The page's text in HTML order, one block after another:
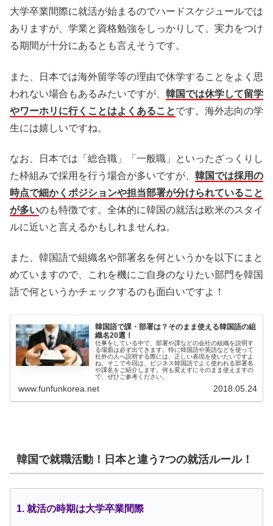
大学卒業間際に就活が始まるのでハードスケジュールでは
ありますが、学業と資格勉強をしっかりして、実力をつけ
る期間が十分にあるとも言えそうです。
また、日本では海外留学等の理由で休学することをよく思
われない場合もあるみたいですが、 韓国では休学して留学
やワーホリに行くことはよくあることです。海外志向の学
生には嬉しいですね。
なお、日本では「総合職」「一般職」といったざっくりし
た枠組みで採用を行う場合が多いですが、 韓国では採用の
時点で細かくポジションや担当部署が分けられていること
が多いのも特徴です。全体的に韓国の就活は欧米のスタイ
ルに近いと言えるかもしれませんね。
また、韓国語で組織名や部署名を何というかを以下にまと
めていますので、これを機にご自身のなりたい部門を韓国
語で何というかチェックするのも面白いですよ！
韓国語で課・部署は？そのまま使える韓国語の組
織名20選！
仕事をしている中で、部署や課などの会社の組織を説明す
る場面は必ず出てきます。特に韓国語や英語などを使って
社外の人へ説明する際には、正しい表現を使いたいですよ
ね。そこで今回は、ビジネス韓国語でよく使われる部署名
や課名をご紹介します。何も変えずにそのまま使えますの
で、ぜひご参考ください。
www.funfunkorea.net 2018.05.24
韓国で就職活動！日本と違う7つの就活ルール！
1. 就活の時期は大学卒業間際